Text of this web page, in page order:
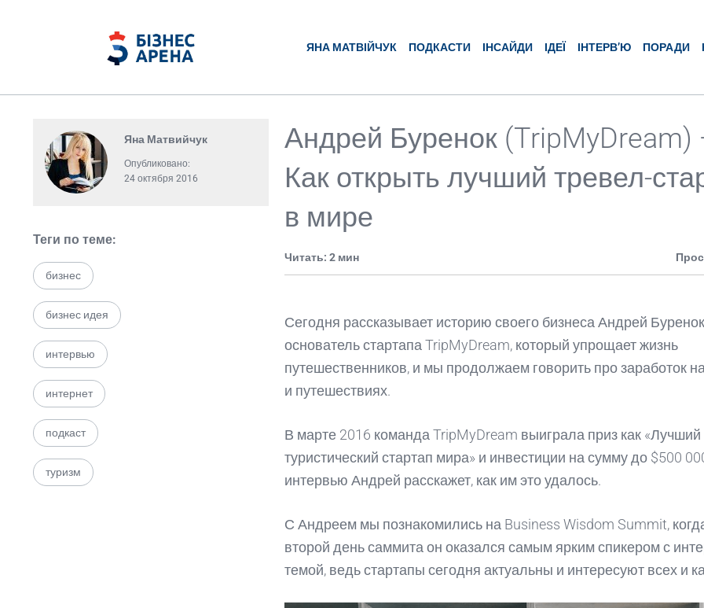
ЯНА МАТВІЙЧУК ПОДКАСТИ ІНСАЙДИ ІДЕЇ ІНТЕРВ’Ю ПОРАДИ
Яна Матвийчук
Опубликовано:
24 октября 2016
Теги по теме:
бизнес
бизнес идея
интервью
интернет
подкаст
туризм
Андрей Буренок (TripMyDream)
Как открыть лучший тревел-
в мире
Читать: 2 мин
Сегодня рассказывает историю своего бизнеса Андрей
основатель стартапа TripMyDream, который упрощает жизнь
путешественников, и мы продолжаем говорить про заработок
и путешествиях.
В марте 2016 команда TripMyDream выиграла приз как «Лучший
туристический стартап мира» и инвестиции на сумму до $500
интервью Андрей расскажет, как им это удалось.
С Андреем мы познакомились на Business Wisdom Summit,
второй день саммита он оказался самым ярким спикером с
темой, ведь стартапы сегодня актуальны и интересуют всех и